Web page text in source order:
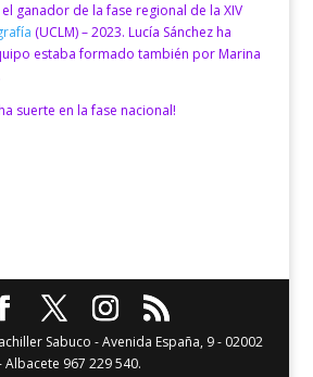
ganador de la fase regional de la XIV
(UCLM) – 2023. Lucía Sánchez ha
estaba formado también por Marina
suerte en la fase nacional!
Sabuco - Avenida España, 9 - 02002
Albacete 967 229 540.